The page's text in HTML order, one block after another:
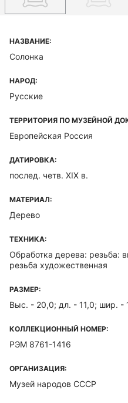
НАЗВАНИЕ:
Солонка
НАРОД:
Русские
ТЕРРИТОРИЯ ПО МУЗЕЙНОЙ
Европейская Россия
ДАТИРОВКА:
послед. четв. XIX в.
МАТЕРИАЛ:
Дерево
ТЕХНИКА:
Обработка дерева: резьба:
резьба художественная
РАЗМЕР:
Выс. - 20,0; дл. - 11,0; шир. -
КОЛЛЕКЦИОННЫЙ НОМЕР:
РЭМ 8761-1416
ОРГАНИЗАЦИЯ:
Музей народов СССР